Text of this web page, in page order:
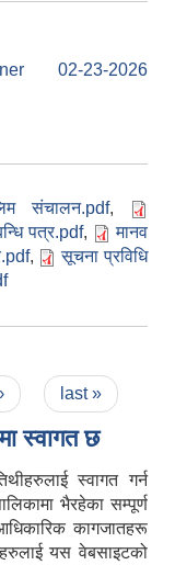
02-23-2026
संचालन.pdf,
पत्र.pdf,
मानव
,
सूचना प्रविधि
last »
स्वागत छ
स्वागत गर्न
भैरहेका सम्पूर्ण
कागजातहरू
यस वेबसाइटको